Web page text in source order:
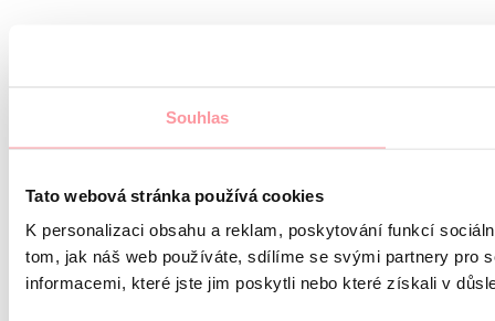
Souhlas
Tato webová stránka používá cookies
K personalizaci obsahu a reklam, poskytování funkcí
tom, jak náš web používáte, sdílíme se svými partnery pro
informacemi, které jste jim poskytli nebo které získali v